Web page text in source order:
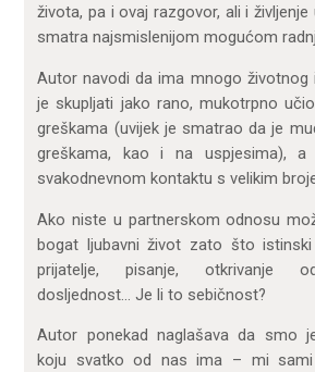
života, pa i ovaj razgovor, ali i življenje
smatra najsmislenijom mogućom
Autor navodi da ima mnogo životnog
je skupljati jako rano, mukotrpno
greškama (uvijek je smatrao da je
greškama, kao i na uspjesima), a
svakodnevnom kontaktu s velikim
Ako niste u partnerskom odnosu
bogat ljubavni život zato što
prijatelje, pisanje, otkrivanje
dosljednost… Je li to sebičnost?
Autor ponekad naglašava da smo
koju svatko od nas ima – mi